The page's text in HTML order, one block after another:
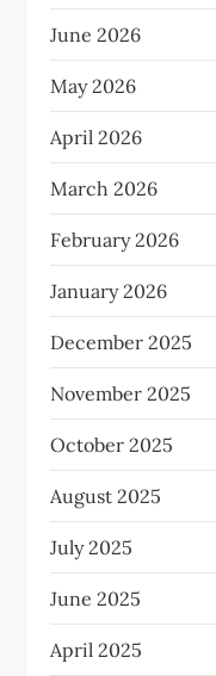
June 2026
May 2026
April 2026
March 2026
February 2026
January 2026
December 2025
November 2025
October 2025
August 2025
July 2025
June 2025
April 2025